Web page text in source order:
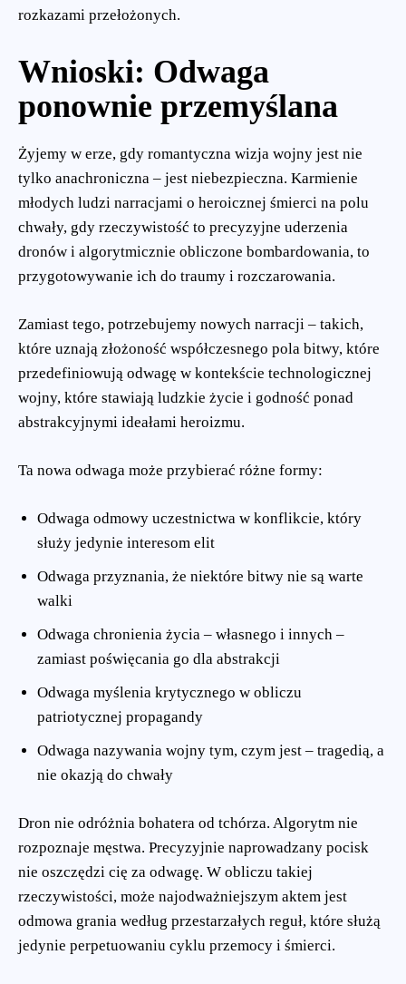
rozkazami przełożonych.
Wnioski: Odwaga
ponownie przemyślana
Żyjemy w erze, gdy romantyczna wizja wojny jest nie
tylko anachroniczna – jest niebezpieczna. Karmienie
młodych ludzi narracjami o heroicznej śmierci na polu
chwały, gdy rzeczywistość to precyzyjne uderzenia
dronów i algorytmicznie obliczone bombardowania, to
przygotowywanie ich do traumy i rozczarowania.
Zamiast tego, potrzebujemy nowych narracji – takich,
które uznają złożoność współczesnego pola bitwy, które
przedefiniowują odwagę w kontekście technologicznej
wojny, które stawiają ludzkie życie i godność ponad
abstrakcyjnymi ideałami heroizmu.
Ta nowa odwaga może przybierać różne formy:
Odwaga odmowy uczestnictwa w konflikcie, który
służy jedynie interesom elit
Odwaga przyznania, że niektóre bitwy nie są warte
walki
Odwaga chronienia życia – własnego i innych –
zamiast poświęcania go dla abstrakcji
Odwaga myślenia krytycznego w obliczu
patriotycznej propagandy
Odwaga nazywania wojny tym, czym jest – tragedią, a
nie okazją do chwały
Dron nie odróżnia bohatera od tchórza. Algorytm nie
rozpoznaje męstwa. Precyzyjnie naprowadzany pocisk
nie oszczędzi cię za odwagę. W obliczu takiej
rzeczywistości, może najodważniejszym aktem jest
odmowa grania według przestarzałych reguł, które służą
jedynie perpetuowaniu cyklu przemocy i śmierci.